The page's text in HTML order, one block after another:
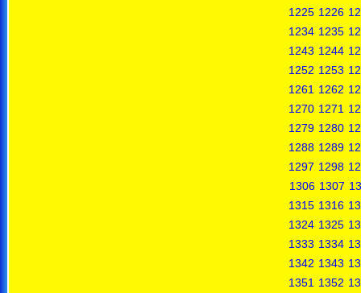
1225 1226
1234 1235
1243 1244
1252 1253
1261 1262
1270 1271
1279 1280
1288 1289
1297 1298
1306 1307
1315 1316
1324 1325
1333 1334
1342 1343
1351 1352